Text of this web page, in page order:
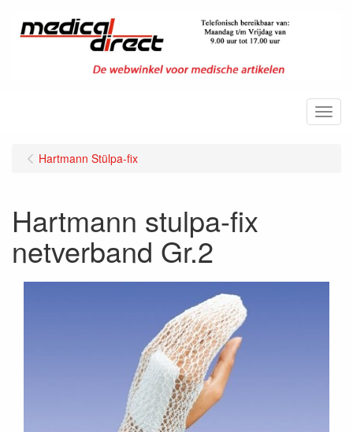
Menu
Hartmann Stülpa-fix
Hartmann stulpa-fix
netverband Gr.2